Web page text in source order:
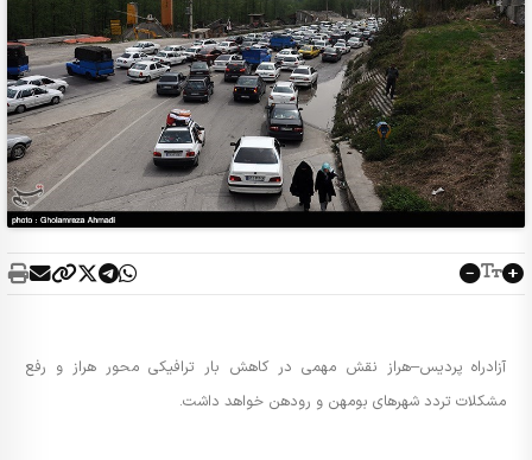
آزادراه پردیس–هراز نقش مهمی در کاهش بار ترافیکی محور هراز و رفع
مشکلات تردد شهرهای بومهن و رودهن خواهد داشت.